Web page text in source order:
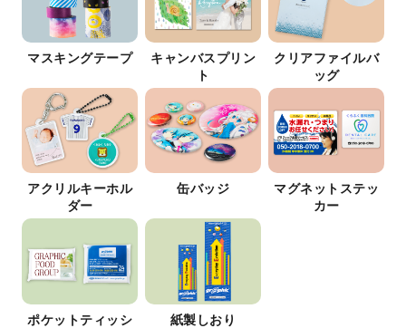
マスキングテープ
キャンバスプリン
ト
クリアファイルバ
ッグ
アクリルキーホル
ダー
缶バッジ
マグネットステッ
カー
ポケットティッシ
紙製しおり